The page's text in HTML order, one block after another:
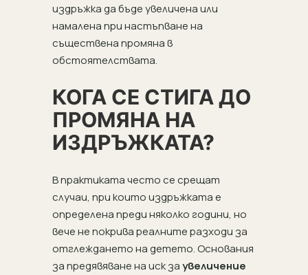
издръжка да бъде увеличена или
намалена при настъпване на
съществена промяна в
обстоятелствата.
КОГА СЕ СТИГА ДО
ПРОМЯНА НА
ИЗДРЪЖКАТА?
В практиката често се срещат
случаи, при които издръжката е
определена преди няколко години, но
вече не покрива реалните разходи за
отглеждането на детето. Основания
за предявяване на иск заувеличение